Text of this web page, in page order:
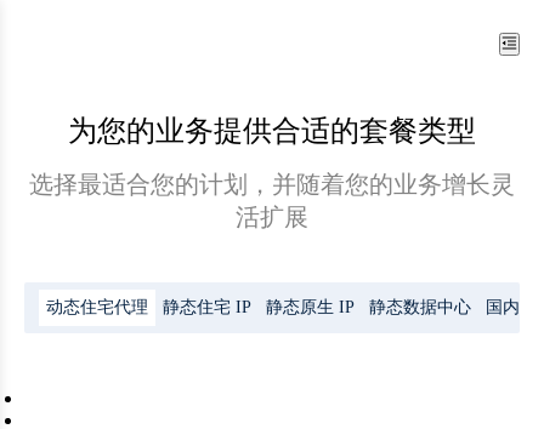
为您的业务提供合适的套餐类型
选择最适合您的计划，并随着您的业务增长灵
活扩展
动态住宅代理 静态住宅 IP 静态原生 IP 静态数据中心 国内长